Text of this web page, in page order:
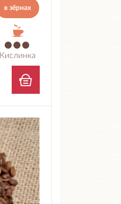
в зёрнах
Кислинка